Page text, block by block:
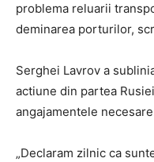
problema reluarii
deminarea porturilor,
Serghei Lavrov a
actiune din partea
angajamentele
„Declaram zilnic ca